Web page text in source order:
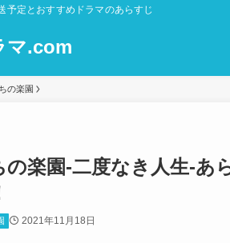
予定とおすすめドラマのあらすじ
マ.com
の楽園
の楽園-二度なき人生-あ
2021年11月18日